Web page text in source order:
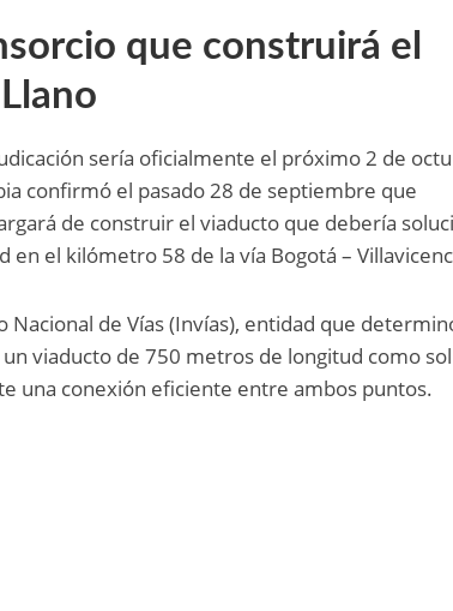
que construirá el
sería oficialmente el próximo 2 de
confirmó el pasado 28 de septiembre que
de construir el viaducto que debería
el kilómetro 58 de la vía Bogotá –
Nacional de Vías (Invías), entidad que
viaducto de 750 metros de longitud como
una conexión eficiente entre ambos puntos.